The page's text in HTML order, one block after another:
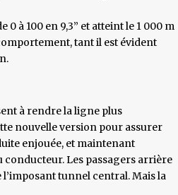
0 à 100 en 9,3” et atteint le 1 000 m
tant il est évident
à rendre la ligne plus
nouvelle version pour assurer
enjouée, et maintenant
conducteur. Les passagers arrière
tunnel central. Mais la